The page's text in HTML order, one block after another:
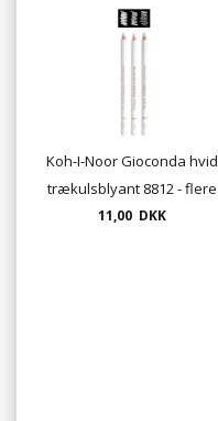
Koh-I-Noor Gioconda hvid
trækulsblyant 8812 - flere
hårdheder
11,00 DKK